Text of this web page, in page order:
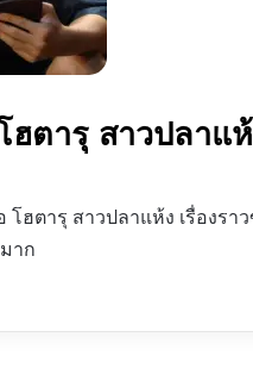
ตารุ สาวปลาแ
ฮตารุ สาวปลาแห้ง เรื่องรา
าก